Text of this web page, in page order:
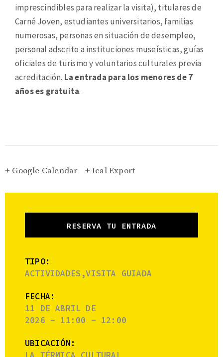
imprescindibles para realizar la visita), titulares de
Carné Joven, estudiantes universitarios, familias
numerosas, personas en situación de desempleo,
personal adscrito a instituciones museísticas, guías
oficiales de turismo y voluntarios culturales previa
acreditación. La entrada para los menores de 7
años es gratuita.
+ Google Calendar + Ical Export
RESERVA TU ENTRADA
TIPO:
ACTIVIDADES,VISITA GUIADA
FECHA:
11 DE ABRIL DE
2026 - 11:00 - 12:00
UBICACIÓN: